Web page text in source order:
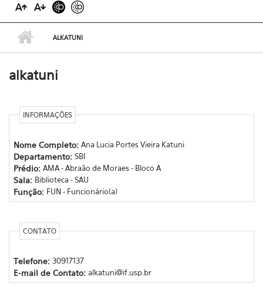
ALKATUNI
alkatuni
INFORMAÇÕES
Nome Completo: Ana Lucia Portes Vieira Katuni
Departamento: SBI
Prédio: AMA - Abraão de Moraes - Bloco A
Sala: Biblioteca - SAU
Função: FUN - Funcionário(a)
CONTATO
Telefone: 30917137
E-mail de Contato: alkatuni@if.usp.br